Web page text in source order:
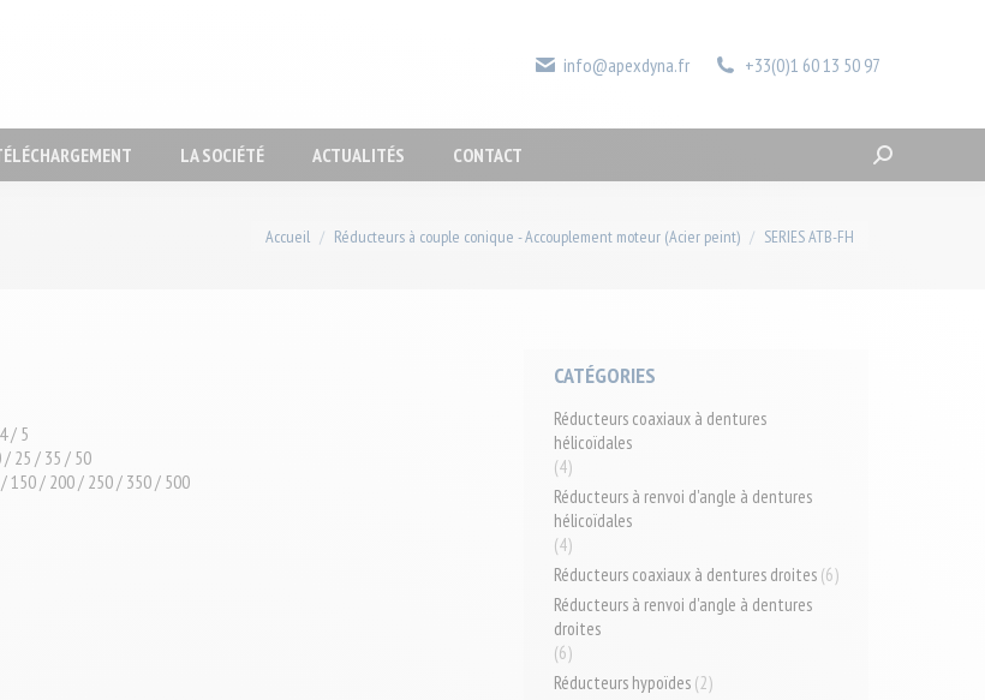
info@apexdyna.fr +33(0)1 60 13 50 97
LA SOCIÉTÉ ACTUALITÉS CONTACT
Recherche
:
Vous êtes ici :
Accueil Réducteurs à couple conique - Accouplement moteur (Acier peint) SERIES ATB-FH
/ 5
/ 25 / 35 / 50
150 / 200 / 250 / 350 / 500
CATÉGORIES
Réducteurs coaxiaux à dentures
hélicoïdales
(4)
Réducteurs à renvoi d'angle à dentures
hélicoïdales
(4)
Réducteurs coaxiaux à dentures droites (6)
Réducteurs à renvoi d'angle à dentures
droites
(6)
Réducteurs hypoïdes (2)
: